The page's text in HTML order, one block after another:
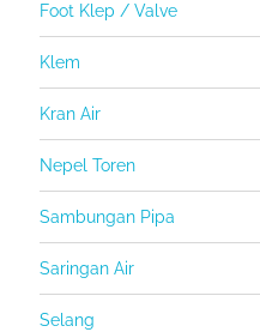
Foot Klep / Valve
Klem
Kran Air
Nepel Toren
Sambungan Pipa
Saringan Air
Selang